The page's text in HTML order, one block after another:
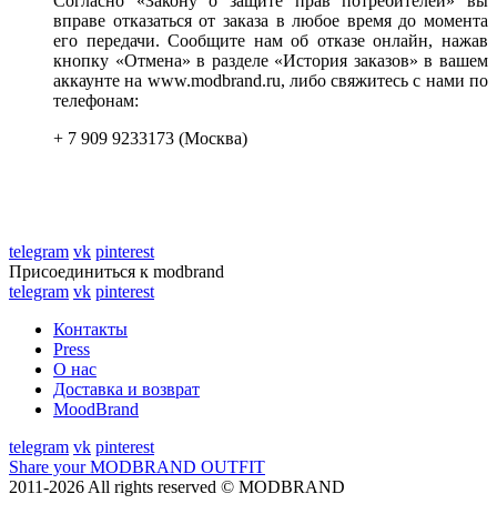
вправе отказаться от заказа в любое время до момента
его передачи. Сообщите нам об отказе онлайн, нажав
кнопку «Отмена» в разделе «История заказов» в вашем
аккаунте на www.modbrand.ru, либо свяжитесь с нами по
телефонам:
+ 7 909 9233173 (Москва)
telegram vk pinterest
Присоединиться к modbrand
telegram vk pinterest
Контакты
Press
О нас
Доставка и возврат
MoodBrand
telegram vk pinterest
Share your MODBRAND OUTFIT
2011-2026 All rights reserved © MODBRAND